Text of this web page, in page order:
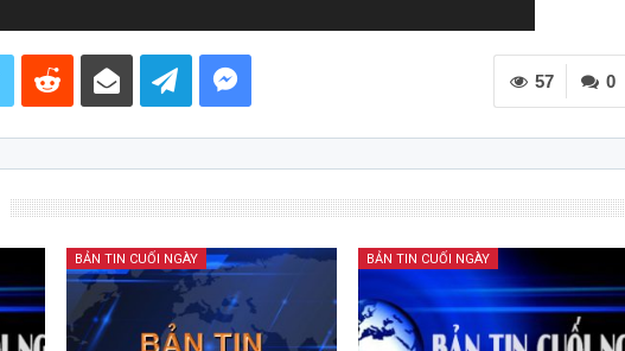
0
57
BẢN TIN CUỐI NGÀY BẢN TIN CUỐI NGÀY